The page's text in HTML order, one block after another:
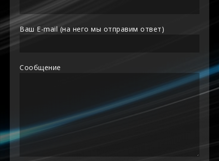
Ваш E-mail (на него мы отправим ответ)
Сообщение